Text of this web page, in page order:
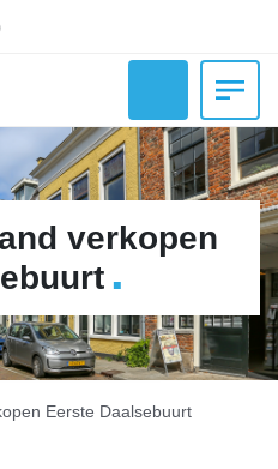
verkopen
.
Eerste Daalsebuurt